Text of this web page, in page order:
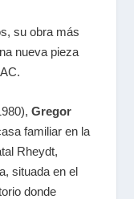
su obra más
nueva pieza
Gregor
familiar en la
Rheydt,
situada en el
donde